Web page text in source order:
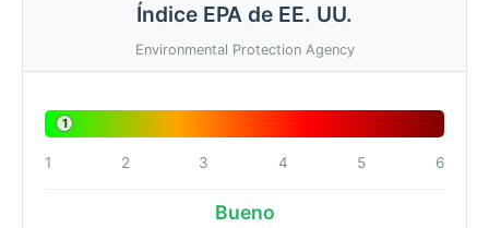
Índice EPA de EE. UU.
Environmental Protection Agency
1
1 2 3 4 5 6
Bueno